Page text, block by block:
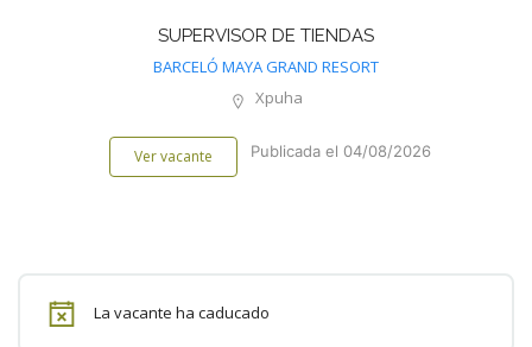
SUPERVISOR DE TIENDAS
BARCELÓ MAYA GRAND RESORT
Xpuha
Ver vacante Publicada el 04/08/2026
La vacante ha caducado